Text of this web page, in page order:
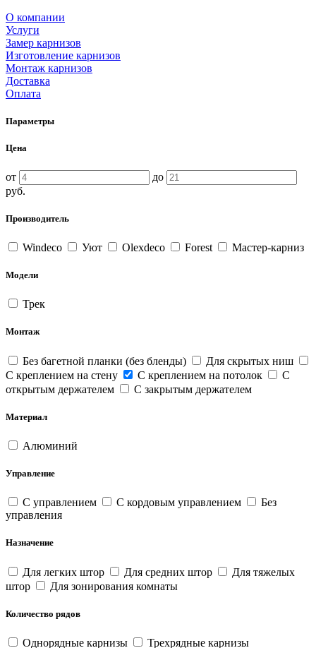
О компании
Услуги
Замер карнизов
Изготовление карнизов
Монтаж карнизов
Доставка
Оплата
Параметры
Цена
от
до
руб.
Производитель
Windeco Уют Olexdeco Forest Мастер-карниз
Модели
Трек
Монтаж
Без багетной планки (без бленды)
Для скрытых ниш
С креплением на стену
С креплением на потолок
С
открытым держателем
С закрытым держателем
Материал
Алюминий
Управление
С управлением С кордовым управлением
Без
управления
Назначение
Для легких штор Для средних штор
Для тяжелых
штор
Для зонирования комнаты
Количество рядов
Однорядные карнизы Трехрядные карнизы